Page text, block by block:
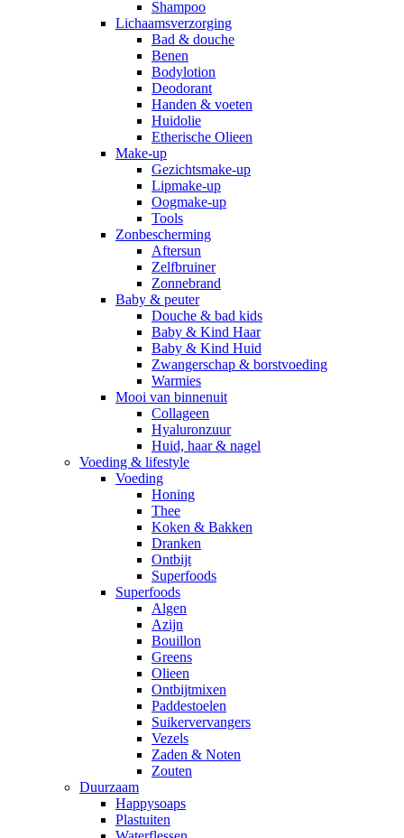
Shampoo
Lichaamsverzorging
Bad & douche
Benen
Bodylotion
Deodorant
Handen & voeten
Huidolie
Etherische Olieen
Make-up
Gezichtsmake-up
Lipmake-up
Oogmake-up
Tools
Zonbescherming
Aftersun
Zelfbruiner
Zonnebrand
Baby & peuter
Douche & bad kids
Baby & Kind Haar
Baby & Kind Huid
Zwangerschap & borstvoeding
Warmies
Mooi van binnenuit
Collageen
Hyaluronzuur
Huid, haar & nagel
Voeding & lifestyle
Voeding
Honing
Thee
Koken & Bakken
Dranken
Ontbijt
Superfoods
Superfoods
Algen
Azijn
Bouillon
Greens
Olieen
Ontbijtmixen
Paddestoelen
Suikervervangers
Vezels
Zaden & Noten
Zouten
Duurzaam
Happysoaps
Plastuiten